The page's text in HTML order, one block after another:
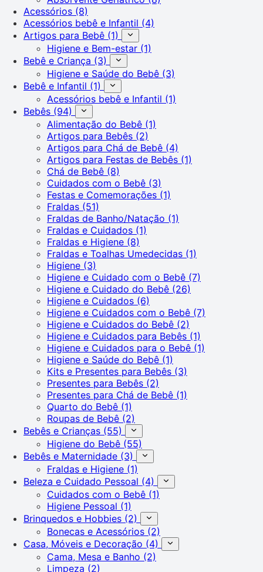
Acessórios (8)
Acessórios bebê e Infantil (4)
Artigos para Bebê (1)
Higiene e Bem-estar (1)
Bebê e Criança (3)
Higiene e Saúde do Bebê (3)
Bebê e Infantil (1)
Acessórios bebê e Infantil (1)
Bebês (94)
Alimentação do Bebê (1)
Artigos para Bebês (2)
Artigos para Chá de Bebê (4)
Artigos para Festas de Bebês (1)
Chá de Bebê (8)
Cuidados com o Bebê (3)
Festas e Comemorações (1)
Fraldas (51)
Fraldas de Banho/Natação (1)
Fraldas e Cuidados (1)
Fraldas e Higiene (8)
Fraldas e Toalhas Umedecidas (1)
Higiene (3)
Higiene e Cuidado com o Bebê (7)
Higiene e Cuidado do Bebê (26)
Higiene e Cuidados (6)
Higiene e Cuidados com o Bebê (7)
Higiene e Cuidados do Bebê (2)
Higiene e Cuidados para Bebês (1)
Higiene e Cuidados para o Bebê (1)
Higiene e Saúde do Bebê (1)
Kits e Presentes para Bebês (3)
Presentes para Bebês (2)
Presentes para Chá de Bebê (1)
Quarto do Bebê (1)
Roupas de Bebê (2)
Bebês e Crianças (55)
Higiene do Bebê (55)
Bebês e Maternidade (3)
Fraldas e Higiene (1)
Beleza e Cuidado Pessoal (4)
Cuidados com o Bebê (1)
Higiene Pessoal (1)
Brinquedos e Hobbies (2)
Bonecas e Acessórios (2)
Casa, Móveis e Decoração (4)
Cama, Mesa e Banho (2)
Limpeza (2)